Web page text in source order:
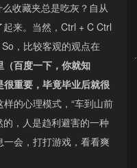
么收藏夹总是吃灰？自从
来。当然，Ctrl + C Ctrl
，比较客观的观点在
百度一下，你就知
重要，毕竟毕业后就很
的心理模式，“车到山前
的，人是趋利避害的一种
会，打打游戏，看看爽